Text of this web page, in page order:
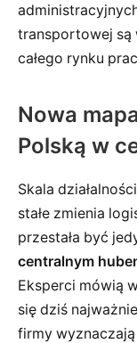
transportowej są
całego rynku
Nowa
Polską w
Skala
stałe zmienia
przestała być
centralnym
Eksperci mówią
się dziś
firmy wyznaczają